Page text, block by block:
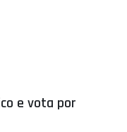
e vota por